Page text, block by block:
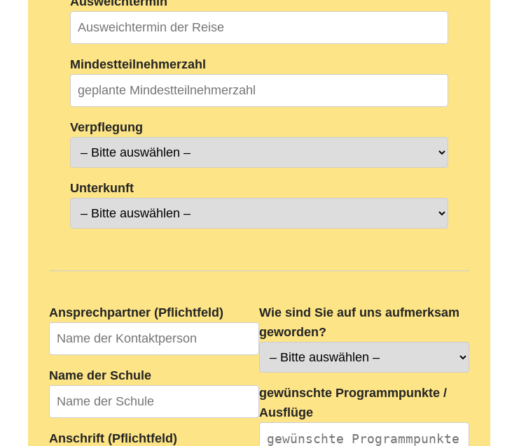
Mindestteilnehmerzahl
Verpflegung
Unterkunft
Alternative:
Ansprechpartner (Pflichtfeld)
Name der Schule
Anschrift (Pflichtfeld)
Wie sind Sie auf uns aufmerksam
geworden?
gewünschte Programmpunkte /
Ausflüge